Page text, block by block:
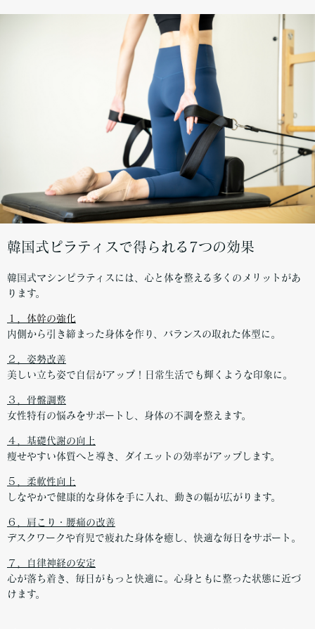
韓国式ピラティスで得られる7つの効果
韓国式マシンピラティスには、心と体を整える多くのメリットがあ
ります。
１，体幹の強化
内側から引き締まった身体を作り、バランスの取れた体型に。
２，姿勢改善
美しい立ち姿で自信がアップ！日常生活でも輝くような印象に。
３，骨盤調整
女性特有の悩みをサポートし、身体の不調を整えます。
４，基礎代謝の向上
痩せやすい体質へと導き、ダイエットの効率がアップします。
５，柔軟性向上
しなやかで健康的な身体を手に入れ、動きの幅が広がります。
６，肩こり・腰痛の改善
デスクワークや育児で疲れた身体を癒し、快適な毎日をサポート。
７，自律神経の安定
心が落ち着き、毎日がもっと快適に。心身ともに整った状態に近づ
けます。